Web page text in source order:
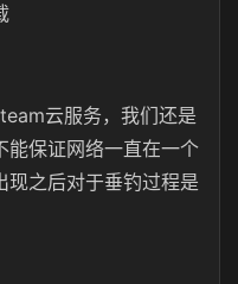
云服务，我们还是
能保证网络一直在一个
现之后对于垂钓过程是